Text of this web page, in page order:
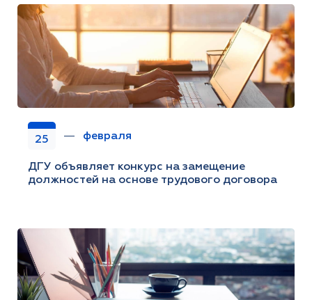
25 февраля
ДГУ объявляет конкурс на замещение
должностей на основе трудового договора